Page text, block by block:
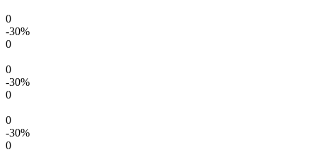
0
-30%
0
0
-30%
0
0
-30%
0